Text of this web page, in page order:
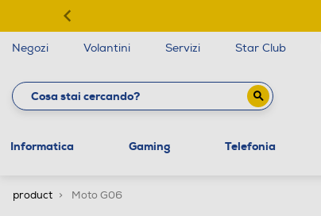
Negozi Volantini Servizi Star Club
Informatica Gaming Telefonia
product Moto G06